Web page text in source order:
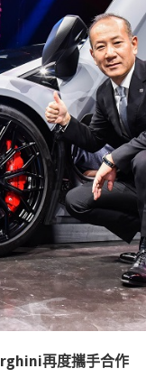
再度攜手合作